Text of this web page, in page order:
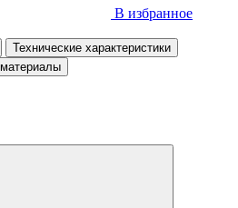
В избранное
Технические характеристики